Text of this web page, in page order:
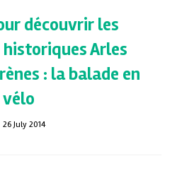
découvrir les
Arles
: la balade en
vélo
26 July 2014